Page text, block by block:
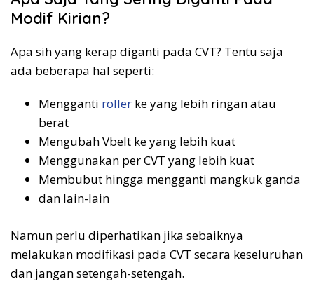
Modif Kirian?
Apa sih yang kerap diganti pada CVT? Tentu saja
ada beberapa hal seperti:
Mengganti roller ke yang lebih ringan atau
berat
Mengubah Vbelt ke yang lebih kuat
Menggunakan per CVT yang lebih kuat
Membubut hingga mengganti mangkuk ganda
dan lain-lain
Namun perlu diperhatikan jika sebaiknya
melakukan modifikasi pada CVT secara keseluruhan
dan jangan setengah-setengah.